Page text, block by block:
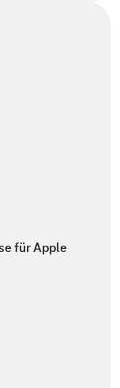
für Apple